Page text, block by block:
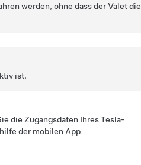
werden, ohne dass der Valet die
ist.
die Zugangsdaten Ihres Tesla-
der mobilen App